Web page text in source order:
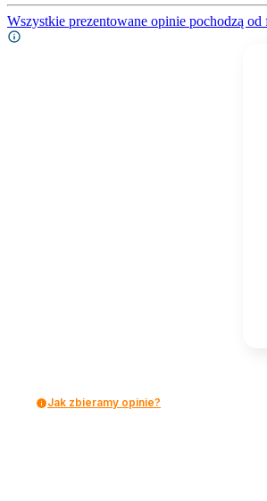
Wszystkie prezentowane opinie pochodzą
Jak zbieramy opinie?